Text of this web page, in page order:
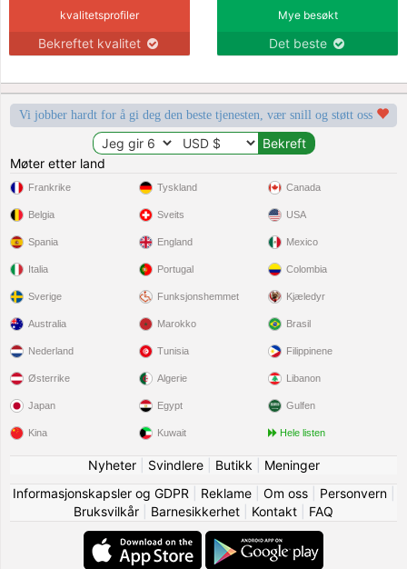
kvalitetsprofiler
Bekreftet kvalitet
Mye besøkt
Det beste
Vi jobber hardt for å gi deg den beste tjenesten, vær snill og støtt oss
Møter etter land
Frankrike
Belgia
Spania
Italia
Sverige
Tyskland
Sveits
England
Portugal
Funksjonshemmet
Canada
USA
Mexico
Colombia
Kjæledyr
Australia
Nederland
Østerrike
Japan
Kina
Marokko
Tunisia
Algerie
Egypt
Kuwait
Brasil
Filippinene
Libanon
Gulfen
Hele listen
Nyheter| Svindlere| Butikk
Meninger
Informasjonskapsler og GDPR
Reklame| Om oss| Personvern|
Bruksvilkår
Barnesikkerhet Kontakt FAQ